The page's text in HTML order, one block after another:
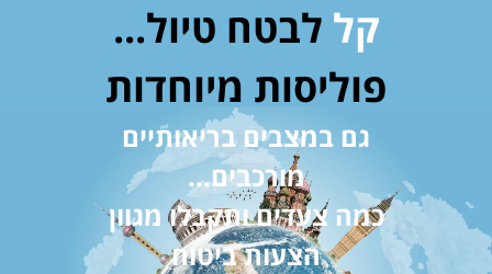
קל לבטח טיול...
פוליסות מיוחדות
גם במצבים בריאותיים
מורכבים...
כמה צעדים ותקבלו מגוון
הצעות ביטוח